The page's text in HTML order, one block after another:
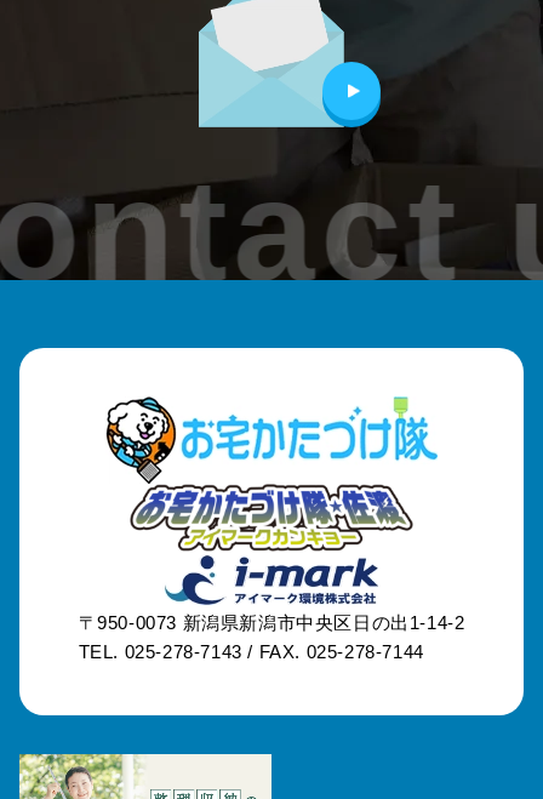
〒950-0073 新潟県新潟市中央区日の出1-14-2
TEL. 025-278-7143 / FAX. 025-278-7144